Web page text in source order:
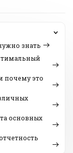
знать
почему это
основных